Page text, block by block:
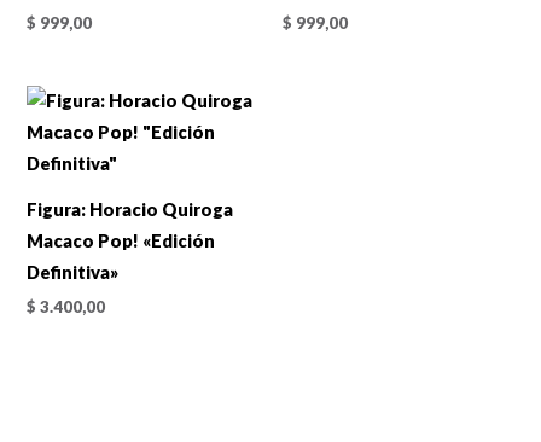
$ 999,00 $ 999,00
Figura: Horacio Quiroga
Macaco Pop! «Edición
Definitiva»
$ 3.400,00